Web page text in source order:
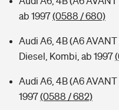
ab 1997(0588 / 680)
Audi A6, 4B (A6 AVANT
Diesel, Kombi, ab 1997
Audi A6, 4B (A6 AVANT
1997(0588 / 682)